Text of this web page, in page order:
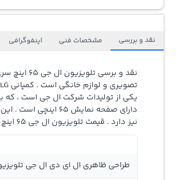
نقد و بررسی مشخصات فنی اینفوگرافی
نقد و برسی تلویزیون ال جی 65 اینچ سری 8
یکی از تولیدات شرکت ال جی است ،
نیز دارد . قیمت تلویزیون ال جی 65 اینچ میان رده و اقتصادی است و خرید تلویزیون الجی ال ال دی در بانه .
طراحی ظاهری ال ای دی ال جی تلویزیون ۶۵